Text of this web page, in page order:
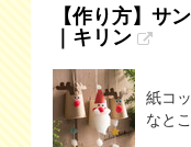
【作り方】サ
｜キリン
紙コ
なと